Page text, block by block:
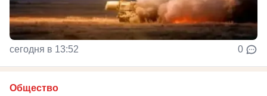
сегодня в 13:52 0
Общество